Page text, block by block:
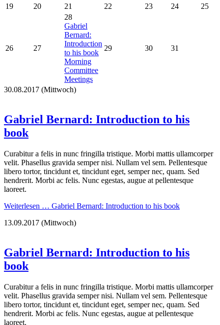
19 20 21 22 23 24 25
26 27
28
Gabriel
Bernard:
Introduction
to his book
Morning
Committee
Meetings
29 30 31
30.08.2017 (Mittwoch)
Gabriel Bernard: Introduction to his
book
Curabitur a felis in nunc fringilla tristique. Morbi mattis ullamcorper
velit. Phasellus gravida semper nisi. Nullam vel sem. Pellentesque
libero tortor, tincidunt et, tincidunt eget, semper nec, quam. Sed
hendrerit. Morbi ac felis. Nunc egestas, augue at pellentesque
laoreet.
Weiterlesen … Gabriel Bernard: Introduction to his book
13.09.2017 (Mittwoch)
Gabriel Bernard: Introduction to his
book
Curabitur a felis in nunc fringilla tristique. Morbi mattis ullamcorper
velit. Phasellus gravida semper nisi. Nullam vel sem. Pellentesque
libero tortor, tincidunt et, tincidunt eget, semper nec, quam. Sed
hendrerit. Morbi ac felis. Nunc egestas, augue at pellentesque
laoreet.